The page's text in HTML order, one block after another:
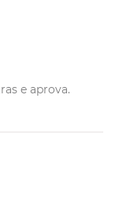
e aprova.